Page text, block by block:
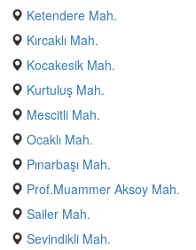
Ketendere Mah.
Kırcaklı Mah.
Kocakesik Mah.
Kurtuluş Mah.
Mescitli Mah.
Ocaklı Mah.
Pınarbaşı Mah.
Prof.Muammer Aksoy Mah.
Sailer Mah.
Sevindikli Mah.